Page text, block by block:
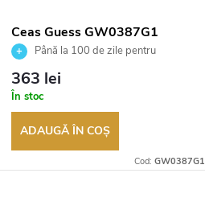
Ceas Guess GW0387G1
Până la 100 de zile pentru
returnarea bunurilor. Vânzător
autorizat
363 lei
În stoc
ADAUGĂ ÎN COŞ
Cod: GW0387G1